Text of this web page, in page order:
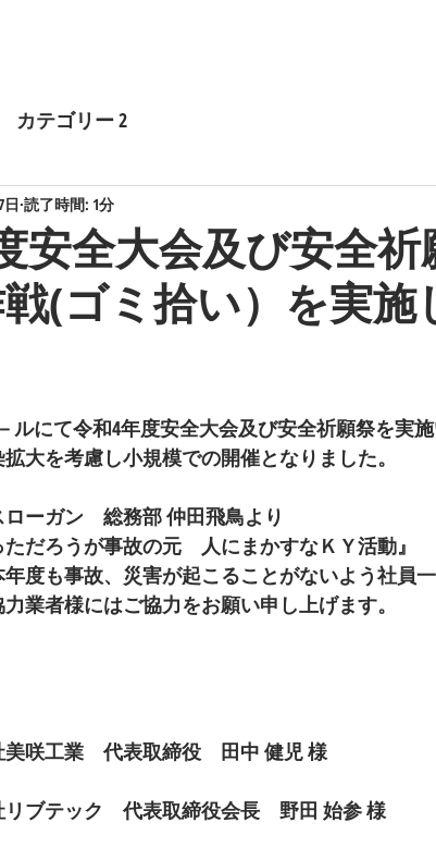
カテゴリー 2
安全大会及び安全祈
(ゴミ拾い）を実施
日 読了時間: 1分
ルにて令和4年度安全大会及び安全祈願祭を実施
大を考慮し小規模での開催となりました。
ーガン　総務部 仲田飛鳥より
ただろうが事故の元　人にまかすなＫＹ活動』
度も事故、災害が起こることがないよう社員
業者様にはご協力をお願い申し上げます。
咲工業　代表取締役　田中 健児 様
ブテック　代表取締役会長　野田 始参 様